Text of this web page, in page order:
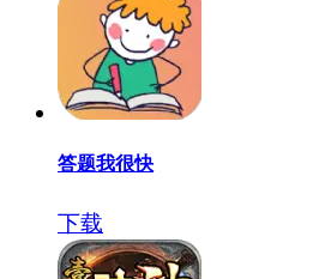
答题我很快
下载